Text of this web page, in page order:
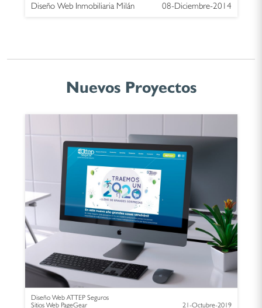
Diseño Web Inmobiliaria Milán 08-Diciembre-2014
Nuevos Proyectos
Diseño Web ATTEP Seguros
Sitios Web PageGear
21-Octubre-2019